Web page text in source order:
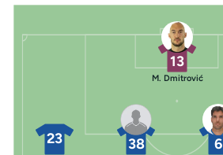
13
M. Dmitrović
6
38
23